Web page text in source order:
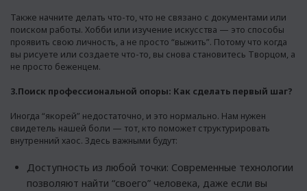
Также начните делать что-то, что не связано с документами или
поиском работы. Хобби или изучение искусства — это способы
проявить свою личность, а не просто “выжить”. Потому что когда
вы рисуете или создаете что-то, вы снова становитесь Творцом, а
не просто беженцем.
3.Поиск профессиональной опоры: Как сделать первый шаг?
Иногда “якорей” недостаточно, и это нормально. Нам нужен
свидетель нашей боли — тот, кто поможет структурировать
внутренний хаос. Здесь важными будут:
Доступность из любой точки: Современные технологии
позволяют найти “своего” человека, даже если вы